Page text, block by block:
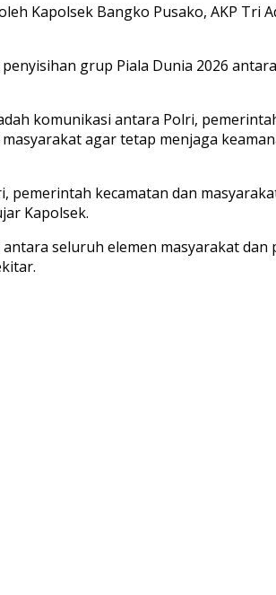
Kapolsek Bangko Pusako, AKP Tri
grup Piala Dunia 2026
komunikasi antara Polri,
agar tetap menjaga
kecamatan dan
Kapolsek.
seluruh elemen masyarakat